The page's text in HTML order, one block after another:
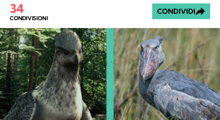
34
CONDIVISIONI
CONDIVIDI